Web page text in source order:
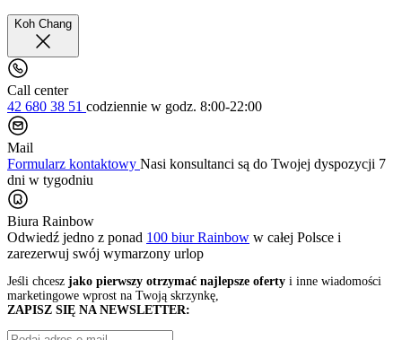
Koh Chang
Call center
42 680 38 51 codziennie w godz. 8:00-22:00
Mail
Formularz kontaktowy Nasi konsultanci są do Twojej dyspozycji 7
dni w tygodniu
Biura Rainbow
Odwiedź jedno z ponad 100 biur Rainbow w całej Polsce i
zarezerwuj swój wymarzony urlop
Jeśli chcesz jako pierwszy otrzymać najlepsze oferty i inne wiadomości
marketingowe wprost na Twoją skrzynkę,
ZAPISZ SIĘ NA NEWSLETTER: